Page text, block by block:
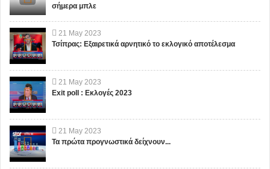
σήμερα μπλε
21 May 2023
Τσίπρας: Εξαιρετικά αρνητικό το εκλογικό αποτέλεσμα
21 May 2023
Exit poll : Εκλογές 2023
21 May 2023
Τα πρώτα προγνωστικά δείχνουν...